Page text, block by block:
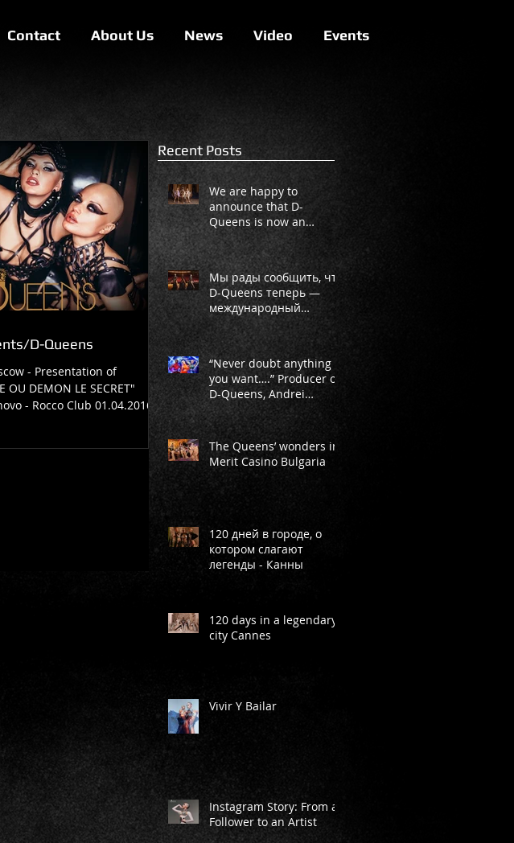
Contact About Us News Video Events
D-Queens
of
OU DEMON LE SECRET"
- Rocco Club 01.04.2016 -
Recent Posts
We are happy to
announce that D-
Queens is now an
international project!
Мы рады сообщить, что
D-Queens теперь —
международный
проект!
“Never doubt anything
you want….” Producer of
D-Queens, Andrei
Markeev
The Queens’ wonders in
Merit Casino Bulgaria
120 дней в городе, о
котором слагают
легенды - Канны
120 days in a legendary
city Cannes
Vivir Y Bailar
Instagram Story: From a
Follower to an Artist